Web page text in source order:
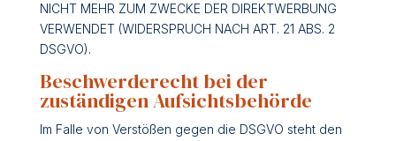
NICHT MEHR ZUM ZWECKE DER DIREKTWERBUNG
VERWENDET (WIDERSPRUCH NACH ART. 21 ABS. 2
DSGVO).
Beschwerde­recht bei der
zuständigen Aufsichts­behörde
Im Falle von Verstößen gegen die DSGVO steht den